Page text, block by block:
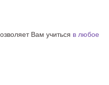
Вам учиться в любое